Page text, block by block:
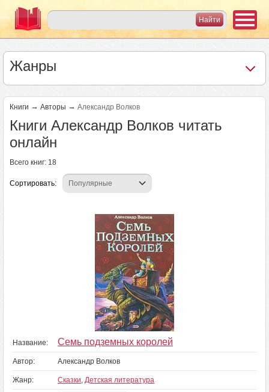
Жанры
Книги → Авторы → Александр Волков
Книги Александр Волков читать
онлайн
Всего книг: 18
Сортировать:
Название: Семь подземных королей
Автор: Александр Волков
Жанр: Сказки, Детская литература